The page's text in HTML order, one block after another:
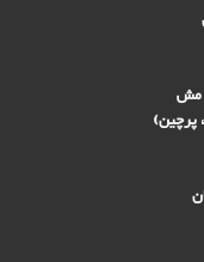
مش
پرچین)